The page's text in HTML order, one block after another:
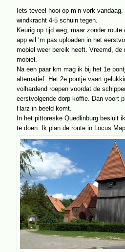
Iets teveel hooi op m’n vork
windkracht 4-5 schuin tegen.
Keurig op tijd weg, maar zonder route
app wil ‘m pas uploaden in het
mobiel weer bereik heeft. Vreemd, de
mobiel.
Na een paar km mag ik bij het 1e
alternatief. Het 2e pontje vaart
volhardend roepen voordat de
eerstvolgende dorp koffie. Dan voort
Harz in beeld komt.
In het pittoreske Quedlinburg besluit
te doen.
Ik plan de route in Locus